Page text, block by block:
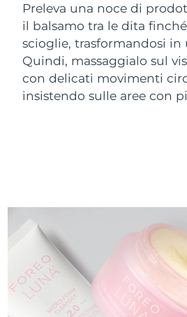
Preleva una noce di
il balsamo tra le dita
scioglie, trasformandosi in
Quindi, massaggialo sul
con delicati movimenti
insistendo sulle aree con